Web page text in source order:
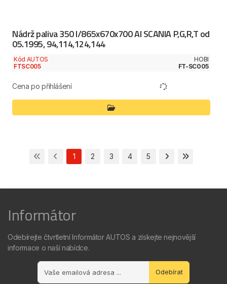
Nádrž paliva 350 l/865x670x700 Al SCANIA P,G,R,T od
05.1995, 94,114,124,144
Kód AUTOS
FTSC005
HOBI
FT-SC005
Cena po přihlášení
1 2 3 4 5
Informátor
Odebírejte čtvrtletní Informátor AUTOS a získejte nejnovější
informace o naší nabídce.
Odebírat